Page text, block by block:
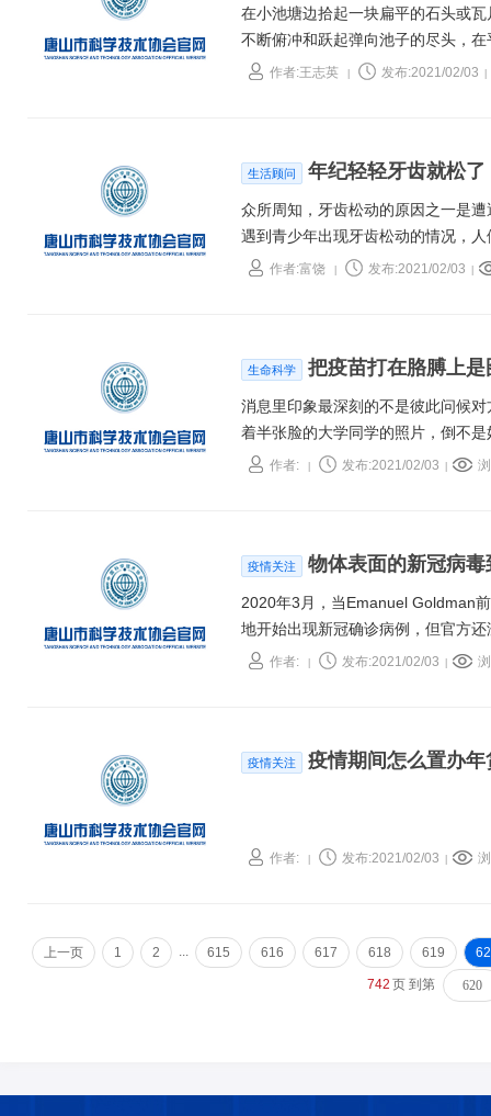
在小池塘边拾起一块扁平的石头或
不断俯冲和跃起弹向池子的尽头，
几次，但若是将一块沉重的石头扔
作者:王志英 发布:2021/02/03
生活顾问 年纪轻轻牙齿就松
众所周知，牙齿松动的原因之一是
遇到青少年出现牙齿松动的情况，
会患上牙周炎吗？难道是牙周炎发
作者:富饶 发布:2021/02/03
生命科学 把疫苗打在胳膊上
消息里印象最深刻的不是彼此问候
着半张脸的大学同学的照片，倒不
突然冒出了一个曾经困扰我很多年
作者: 发布:2021/02/03
疫情关注 物体表面的新冠病
2020年3月，当Emanuel Goldman
地开始出现新冠确诊病例，但官方
染的物体表面，他还戴了口罩，避
作者: 发布:2021/02/03
疫情关注 疫情期间怎么置办
作者: 发布:2021/02/03
上一页 1 2 ... 615 616 617 618 619
742 页 到第